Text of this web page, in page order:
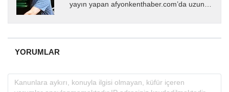
yayın yapan afyonkenthaber.com’da uzun
almakta, haber akışı...
YORUMLAR